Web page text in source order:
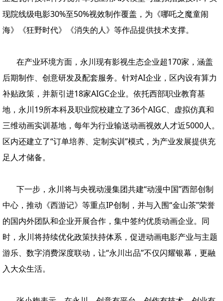
现院线级电影30%至50%视效制作覆盖，为《哪吒之魔童闹
海》《狂野时代》《消失的人》等作品提供技术支撑。
在产业环境方面，永川现有影视生态企业超170家，涵盖
后期制作、创意研发及配套服务。针对AI企业，区内设有算力
补贴政策，并新引进18家AIGC企业。依托西部职业教育基
地，永川19所本科及职业院校建立了36个AIGC、虚拟仿真和
三维动画实训基地，每年为行业输送动画视效人才近5000人。
区内还建立了“订单培养、定制实训”模式，为产业发展提供充
足人才储备。
下一步，永川将与央视动漫集团共建“动漫中国”西部创制
中心，推动《西游记》等重点IP创制，并与入围“金山茶”荣誉
的国内外团队和企业开展合作，集中签约优质动画企业。同
时，永川将持续优化政策扶持体系，促进动画电影产业与主题
游乐、数字消费深度联动，让“永川出品”不仅闪耀银幕，更融
入大众生活。